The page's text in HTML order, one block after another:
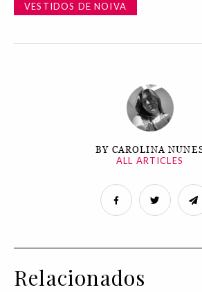
VESTIDOS DE NOIVA
BY CAROLINA
ALL ARTICLES
Relacionados